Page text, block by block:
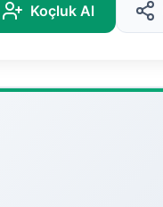
Koçluk Al